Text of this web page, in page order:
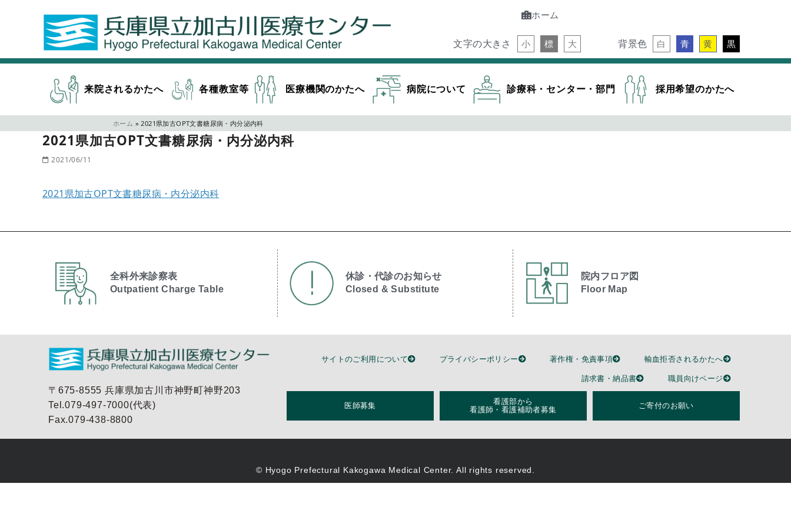
ホーム
文字の大きさ 小 標 大 背景色 白 青 黄 黒
来院されるかたへ 各種教室等 医療機関のかたへ 病院について 診療科・センター・部門 採用希望のかたへ
ホーム » 2021県加古OPT文書糖尿病・内分泌内科
2021県加古OPT文書糖尿病・内分泌内科
2021/06/11
2021県加古OPT文書糖尿病・内分泌内科
全科外来診察表
Outpatient Charge Table​
休診・代診のお知らせ
Closed & Substitute​
院内フロア図
Floor Map
〒675-8555 兵庫県加古川市神野町神野203
Tel.079-497-7000(代表)
Fax.079-438-8800
サイトのご利用について プライバシーポリシー 著作権・免責事項 輸血拒否されるかたへ
請求書・納品書 職員向けページ
医師募集
看護部から
看護師・看護補助者募集
ご寄付のお願い
© Hyogo Prefectural Kakogawa Medical Center. All rights reserved.